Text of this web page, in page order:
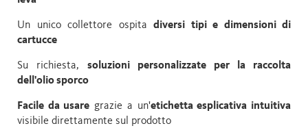
Un unico collettore ospita diversi tipi e dimensioni di
cartucce
Su richiesta, soluzioni personalizzate per la raccolta
dell'olio sporco
Facile da usare grazie a un'etichetta esplicativa intuitiva
visibile direttamente sul prodotto